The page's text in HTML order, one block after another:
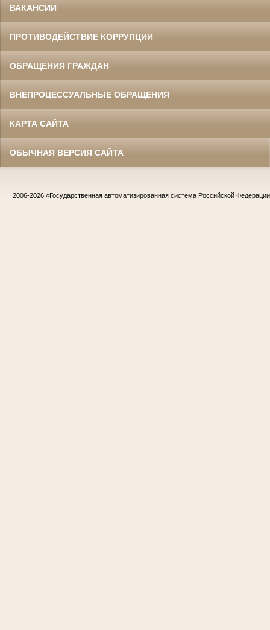
ВАКАНСИИ
ПРОТИВОДЕЙСТВИЕ КОРРУПЦИИ
ОБРАЩЕНИЯ ГРАЖДАН
ВНЕПРОЦЕССУАЛЬНЫЕ ОБРАЩЕНИЯ
КАРТА САЙТА
ОБЫЧНАЯ ВЕРСИЯ САЙТА
2006-2026 «Государственная автоматизированная система Российской